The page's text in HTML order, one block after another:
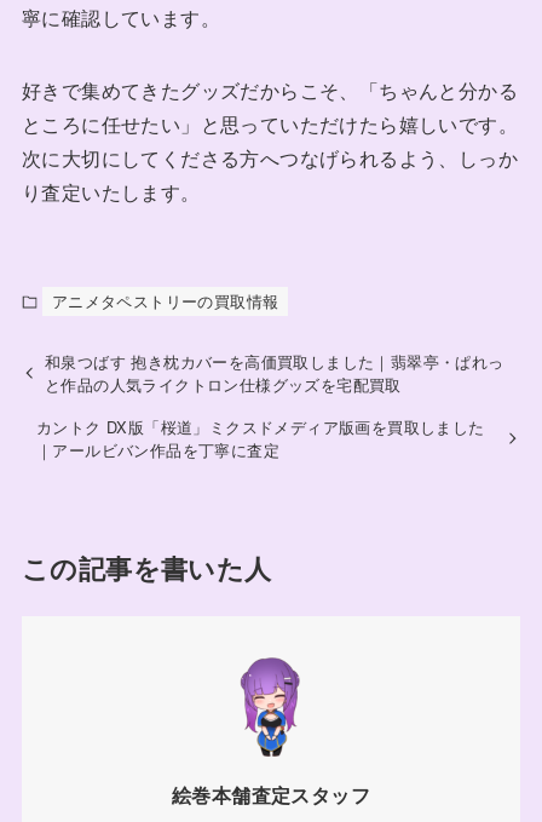
寧に確認しています。
好きで集めてきたグッズだからこそ、「ちゃんと分かる
ところに任せたい」と思っていただけたら嬉しいです。
次に大切にしてくださる方へつなげられるよう、しっか
り査定いたします。
アニメタペストリーの買取情報
和泉つばす 抱き枕カバーを高価買取しました｜翡翠亭・ぱれっ
と作品の人気ライクトロン仕様グッズを宅配買取
カントク DX版「桜道」ミクスドメディア版画を買取しました
｜アールビバン作品を丁寧に査定
この記事を書いた人
絵巻本舗査定スタッフ